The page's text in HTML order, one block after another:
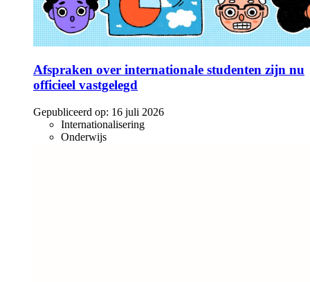
Afspraken over internationale studenten zijn nu
officieel vastgelegd
Gepubliceerd op: 16 juli 2026
Internationalisering
Onderwijs